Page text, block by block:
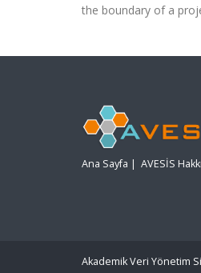
the boundary of a
Ana Sayfa | AVESİS
Akademik Veri Yönetim